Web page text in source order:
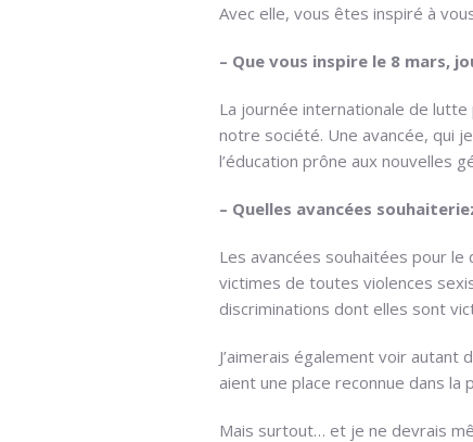
Avec elle, vous êtes inspiré à
– Que vous inspire le 8 mars,
La journée internationale de
notre société. Une avancée, qui
l’éducation prône aux nouvelles
– Quelles avancées
Les avancées souhaitées pour
victimes de toutes violences
discriminations dont elles sont
J’aimerais également voir
aient une place reconnue dans
Mais surtout… et je ne devrais